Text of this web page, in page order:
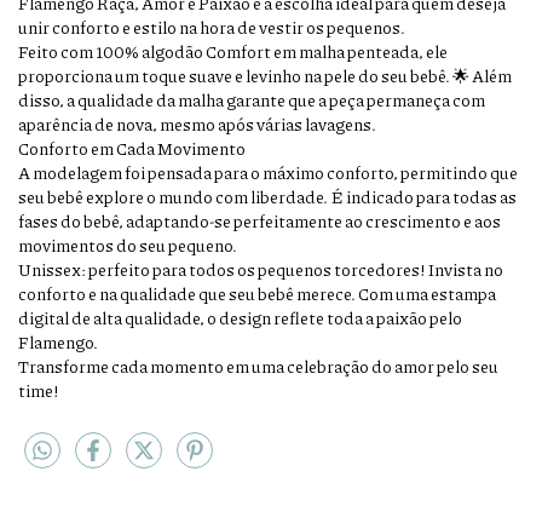
unir conforto e estilo na hora de vestir os pequenos.
Feito com 100% algodão Comfort em malha penteada, ele
proporciona um toque suave e levinho na pele do seu bebê. 🌟 Além
disso, a qualidade da malha garante que a peça permaneça com
aparência de nova, mesmo após várias lavagens.
Conforto em Cada Movimento
A modelagem foi pensada para o máximo conforto, permitindo que
seu bebê explore o mundo com liberdade. É indicado para todas as
fases do bebê, adaptando-se perfeitamente ao crescimento e aos
movimentos do seu pequeno.
Unissex: perfeito para todos os pequenos torcedores! Invista no
conforto e na qualidade que seu bebê merece. Com uma estampa
digital de alta qualidade, o design reflete toda a paixão pelo
Flamengo.
Transforme cada momento em uma celebração do amor pelo seu
time!